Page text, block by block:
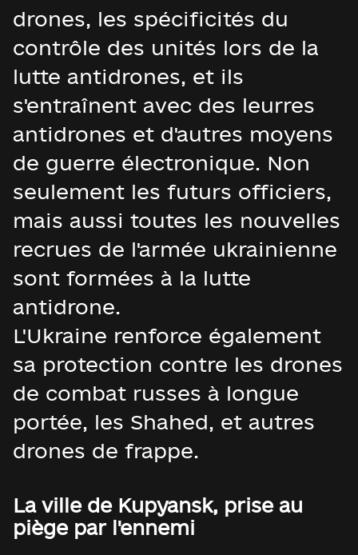
drones, les spécificités du
contrôle des unités lors de la
lutte antidrones, et ils
s'entraînent avec des leurres
antidrones et d'autres moyens
de guerre électronique. Non
seulement les futurs officiers,
mais aussi toutes les nouvelles
recrues de l'armée ukrainienne
sont formées à la lutte
antidrone.
L'Ukraine renforce également
sa protection contre les drones
de combat russes à longue
portée, les Shahed, et autres
drones de frappe.
La ville de Kupyansk, prise au
piège par l'ennemi